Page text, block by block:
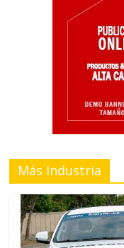
Más Industria